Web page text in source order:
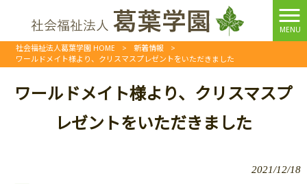
MENU
社会福祉法人葛葉学園 HOME > 新着情報
>
ワールドメイト様より、クリスマスプレゼントをいただきました
ワールドメイト様より、クリスマスプ
レゼントをいただきました
2021/12/18